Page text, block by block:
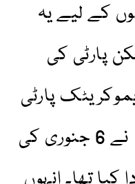
کے لیے یہ
پارٹی کی
پارٹی
کے رکن بینی تھامپسن نے 6 جنوری کی